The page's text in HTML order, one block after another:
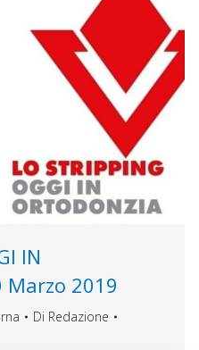
IN
Marzo 2019
Di Redazione